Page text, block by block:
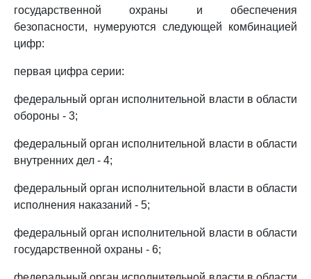
государственной охраны и обеспечения
безопасности, нумеруются следующей комбинацией
цифр:
первая цифра серии:
федеральный орган исполнительной власти в области
обороны - 3;
федеральный орган исполнительной власти в области
внутренних дел - 4;
федеральный орган исполнительной власти в области
исполнения наказаний - 5;
федеральный орган исполнительной власти в области
государственной охраны - 6;